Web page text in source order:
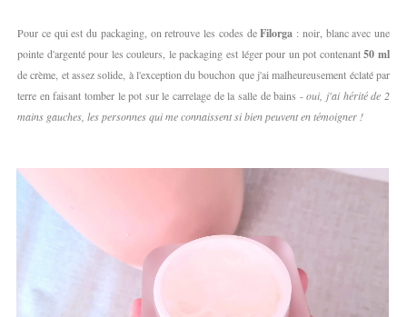
Pour ce qui est du packaging, on retrouve les codes deFilorga : noir, blanc avec une
pointe d'argenté pour les couleurs, le packaging est léger pour un pot contenant50 ml
de crème, et assez solide, à l'exception du bouchon que j'ai malheureusement éclaté par
terre en faisant tomber le pot sur le carrelage de la salle de bains -oui, j'ai hérité de 2
mains gauches, les personnes qui me connaissent si bien peuvent en témoigner !